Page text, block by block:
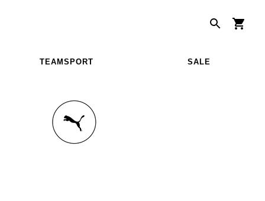
TEAMSPORT SALE